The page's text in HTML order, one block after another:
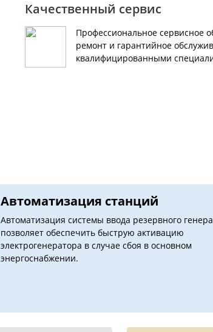
Качественный сервис
Профессиональное сервисное
ремонт и гарантийное
квалифицированными
Автоматизация cтанций
Автоматизация системы ввода резервного
позволяет обеспечить быструю активацию
электрогенератора в случае сбоя в основном
энергоснабжении.